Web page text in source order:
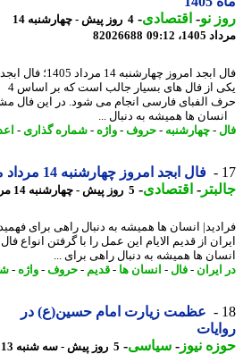
نو- اقتصادی-
4 روز پیش - چهارشنبه 14
09:12
82026688
فال ابجد امروز چهارشنبه 14 مرداد 1405؛ فال ابجد
یکی از فال های بسیار جالب است که بر اساس 4
ها همیشه به دنبال ...
-چهارشنبه-حروف-واژه - شماره گذاری- اعداد -
فال ابجد امروز چهارشنبه 14 مرداد ماه 1405
-اقتصادی-5 روز پیش - چهارشنبه 14 مرداد 1405، 00:37
انسان ها همیشه به دنبال راهی برای فهمیدن
از قدیم الایام این عمل را با گرفتن انواع فال ها
ها همیشه به دنبال راهی برای ...
- فال-انسان ها- قدیم-حروف-واژه -
عظمت زیارت امام حسین(ع) در
نیوز-سیاسی-
5 روز پیش - سه شنبه 13